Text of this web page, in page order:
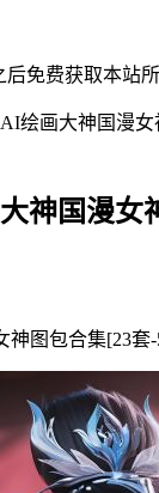
免费获取本站所
绘画大神国漫
神国漫女
神图包合集[23套-